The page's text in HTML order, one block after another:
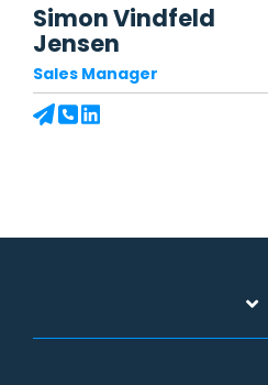
Simon Vindfeld
Jensen
Sales Manager